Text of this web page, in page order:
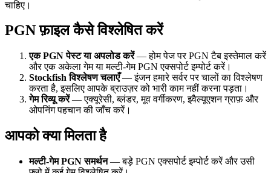
चाहिए।
PGN फ़ाइल कैसे विश्लेषित करें
एक PGN पेस्ट या अपलोड करें— होम पेज पर PGN टैब इस्तेमाल करें
और एक अकेला गेम या मल्टी-गेम PGN एक्सपोर्ट इम्पोर्ट करें।
Stockfish विश्लेषण चलाएँ— इंजन हमारे सर्वर पर चालों का विश्लेषण
करता है, इसलिए आपके ब्राउज़र को भारी काम नहीं करना पड़ता।
गेम रिव्यू करें— एक्यूरेसी, ब्लंडर, मूव वर्गीकरण, इवैल्यूएशन ग्राफ़ और
ओपनिंग पहचान की जाँच करें।
आपको क्या मिलता है
मल्टी-गेम PGN समर्थन— बड़े PGN एक्सपोर्ट इम्पोर्ट करें और उसी